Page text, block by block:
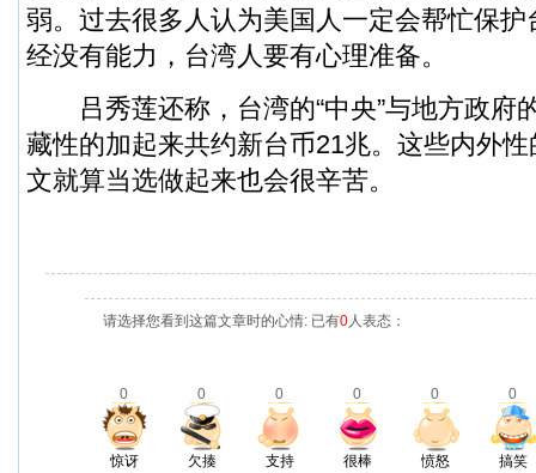
弱。过去很多人认为美国人一定会帮忙保
经没有能力，台湾人要有心理准备。
吕秀莲还称，台湾的“中央”与地方政府
藏性的加起来共约新台币21兆。这些内外
文就算当选做起来也会很辛苦。
请选择您看到这篇文章时的心情: 已有0人表态：
0 0 0 0 0 0
惊讶 欠揍 支持 很棒 愤怒 搞笑